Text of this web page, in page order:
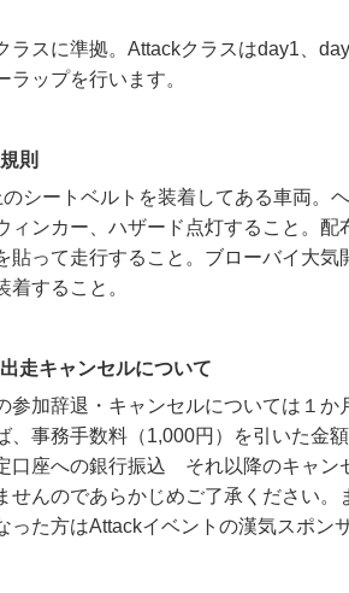
ラスに準拠。Attackクラスはday1、
ラップを行います。
則
シートベルトを装着してある車両。
ィンカー、ハザード点灯すること。配
貼って走行すること。ブローバイ大気
着すること。
走キャンセルについて
参加辞退・キャンセルについては１か
、事務手数料（1,000円）を引いた金
口座への銀行振込 それ以降のキャン
せんのであらかじめご了承ください。
った方はAttackイベントの漢気スポン